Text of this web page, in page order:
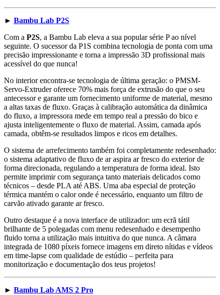
► Bambu Lab P2S
Com a P2S, a Bambu Lab eleva a sua popular série P ao nível
seguinte. O sucessor da P1S combina tecnologia de ponta com uma
precisão impressionante e torna a impressão 3D profissional mais
acessível do que nunca!
No interior encontra-se tecnologia de última geração: o PMSM-
Servo-Extruder oferece 70% mais força de extrusão do que o seu
antecessor e garante um fornecimento uniforme de material, mesmo
a altas taxas de fluxo. Graças à calibração automática da dinâmica
do fluxo, a impressora mede em tempo real a pressão do bico e
ajusta inteligentemente o fluxo de material. Assim, camada após
camada, obtêm-se resultados limpos e ricos em detalhes.
O sistema de arrefecimento também foi completamente redesenhado:
o sistema adaptativo de fluxo de ar aspira ar fresco do exterior de
forma direcionada, regulando a temperatura de forma ideal. Isto
permite imprimir com segurança tanto materiais delicados como
técnicos – desde PLA até ABS. Uma aba especial de proteção
térmica mantém o calor onde é necessário, enquanto um filtro de
carvão ativado garante ar fresco.
Outro destaque é a nova interface de utilizador: um ecrã tátil
brilhante de 5 polegadas com menu redesenhado e desempenho
fluido torna a utilização mais intuitiva do que nunca. A câmara
integrada de 1080 píxeis fornece imagens em direto nítidas e vídeos
em time-lapse com qualidade de estúdio – perfeita para
monitorização e documentação dos teus projetos!
► Bambu Lab AMS 2 Pro